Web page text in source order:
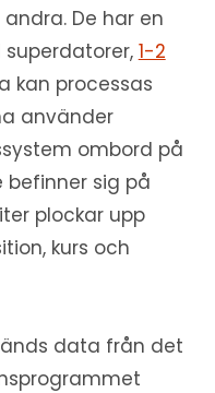
De har en
1-2
kan processas
använder
ombord på
sig på
plockar upp
kurs och
data från det